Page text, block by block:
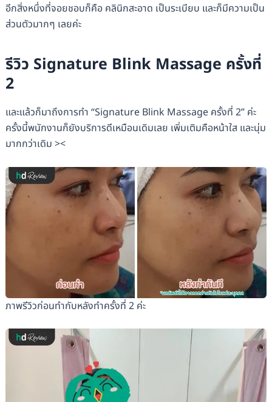
อีกสิ่งหนึ่งที่จอยชอบก็คือ คลินิกสะอาด เป็นระเบียบ และก็มีความเป็น
ส่วนตัวมากๆ เลยค่ะ
รีวิว Signature Blink Massage ครั้งที่
2
และแล้วก็มาถึงการทำ “Signature Blink Massage ครั้งที่ 2” ค่ะ
ครั้งนี้พนักงานก็ยังบริการดีเหมือนเดิมเลย เพิ่มเติมคือหน้าใส และนุ่ม
มากกว่าเดิม ><
ภาพรีวิวก่อนทำกับหลังทำครั้งที่ 2 ค่ะ